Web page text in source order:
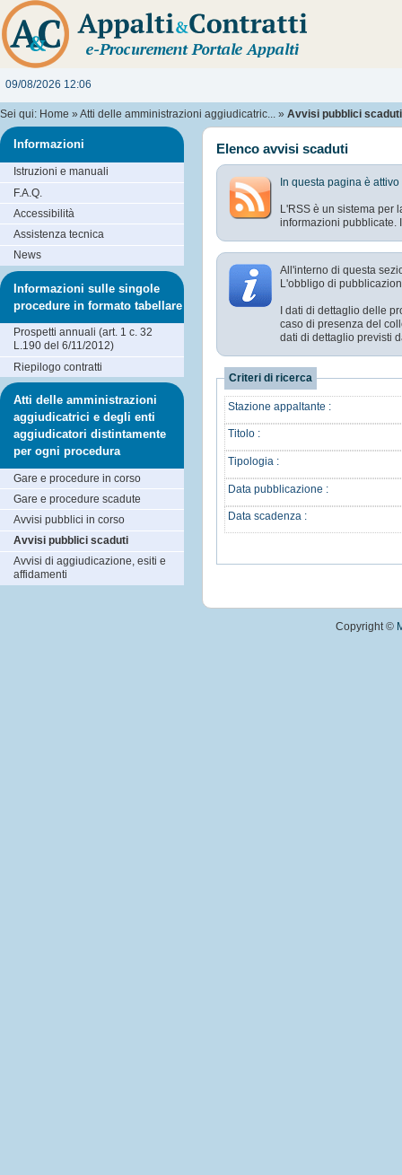
09/08/2026 12:06
Sei qui: Home » Atti delle amministrazioni aggiudicatric... » Avvisi pubblici scaduti
Elenco avvisi scaduti
In questa pagina è
L'RSS è un sistema per
informazioni pubblicate.
All'interno di questa
L'obbligo di
I dati di dettaglio delle
caso di presenza del
dati di dettaglio previsti
Criteri di ricerca
Stazione appaltante :
Titolo :
Tipologia :
Data pubblicazione :
Data scadenza :
Informazioni
Istruzioni e manuali
F.A.Q.
Accessibilità
Assistenza tecnica
News
Informazioni sulle singole
procedure in formato tabellare
Prospetti annuali (art. 1 c. 32
L.190 del 6/11/2012)
Riepilogo contratti
Atti delle amministrazioni
aggiudicatrici e degli enti
aggiudicatori distintamente
per ogni procedura
Gare e procedure in corso
Gare e procedure scadute
Avvisi pubblici in corso
Avvisi pubblici scaduti
Avvisi di aggiudicazione, esiti e
affidamenti
Copyright ©